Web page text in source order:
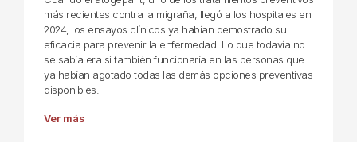
más recientes contra la migraña, llegó a los hospitales en
2024, los ensayos clínicos ya habían demostrado su
eficacia para prevenir la enfermedad. Lo que todavía no
se sabía era si también funcionaría en las personas que
ya habían agotado todas las demás opciones preventivas
disponibles.
Ver más